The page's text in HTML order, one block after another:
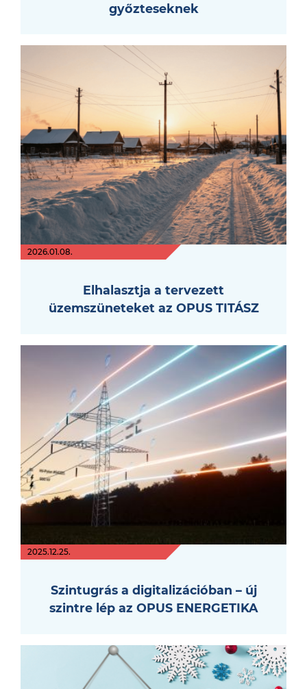
győzteseknek
2026.01.08.
Elhalasztja a tervezett
üzemszüneteket az OPUS TITÁSZ
2025.12.25.
Szintugrás a digitalizációban – új
szintre lép az OPUS ENERGETIKA